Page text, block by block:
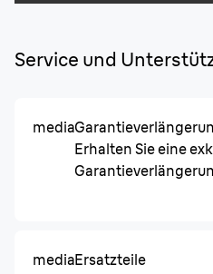
Service und
media
Erhalten Sie eine
mediaErsatzteile